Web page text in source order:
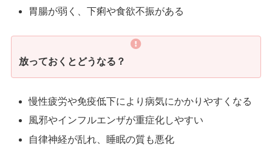
胃腸が弱く、下痢や食欲不振がある
放っておくとどうなる？
慢性疲労や免疫低下により病気にかかりやすくなる
風邪やインフルエンザが重症化しやすい
自律神経が乱れ、睡眠の質も悪化